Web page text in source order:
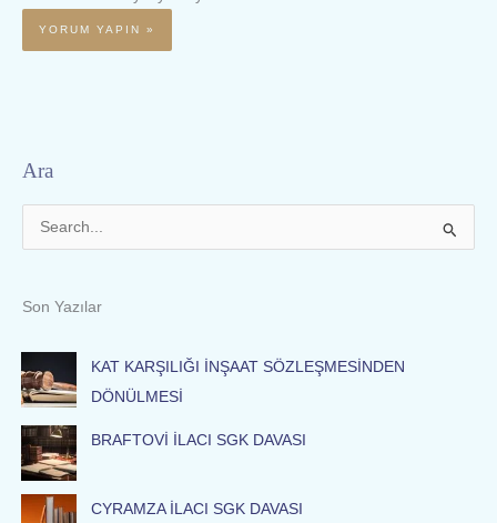
Ara
c
h
f
o
r
:
Son Yazılar
KAT KARŞILIĞI İNŞAAT SÖZLEŞMESİNDEN
DÖNÜLMESİ
BRAFTOVİ İLACI SGK DAVASI
CYRAMZA İLACI SGK DAVASI